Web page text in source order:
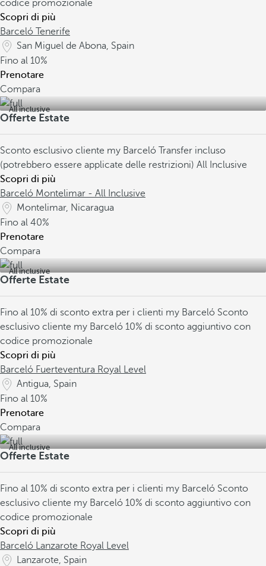
codice promozionale
Scopri di più
Barceló Tenerife
San Miguel de Abona, Spain
Fino al 10%
Prenotare
Compara
All inclusive
Offerte Estate
Sconto esclusivo cliente my Barceló Transfer incluso
(potrebbero essere applicate delle restrizioni) All Inclusive
Scopri di più
Barceló Montelimar - All Inclusive
Montelimar, Nicaragua
Fino al 40%
Prenotare
Compara
All inclusive
Offerte Estate
Fino al 10% di sconto extra per i clienti my Barceló Sconto
esclusivo cliente my Barceló 10% di sconto aggiuntivo con
codice promozionale
Scopri di più
Barceló Fuerteventura Royal Level
Antigua, Spain
Fino al 10%
Prenotare
Compara
All inclusive
Offerte Estate
Fino al 10% di sconto extra per i clienti my Barceló Sconto
esclusivo cliente my Barceló 10% di sconto aggiuntivo con
codice promozionale
Scopri di più
Barceló Lanzarote Royal Level
Lanzarote, Spain